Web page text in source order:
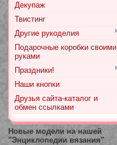
Декупаж
Твистинг
Другие рукоделия
Подарочные коробки своими
руками
Праздники!
Наши кнопки
Друзья сайта-каталог и
обмен ссылками
Новые модели на нашей
"Энциклопедии вязания"